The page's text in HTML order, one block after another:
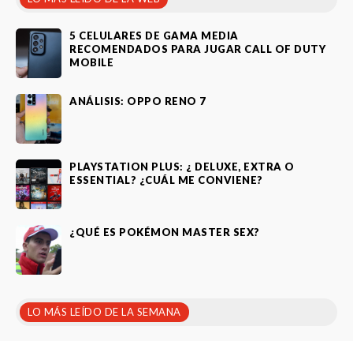
5 CELULARES DE GAMA MEDIA
RECOMENDADOS PARA JUGAR CALL OF DUTY
MOBILE
ANÁLISIS: OPPO RENO 7
PLAYSTATION PLUS: ¿ DELUXE, EXTRA O
ESSENTIAL? ¿CUÁL ME CONVIENE?
¿QUÉ ES POKÉMON MASTER SEX?
LO MÁS LEÍDO DE LA SEMANA